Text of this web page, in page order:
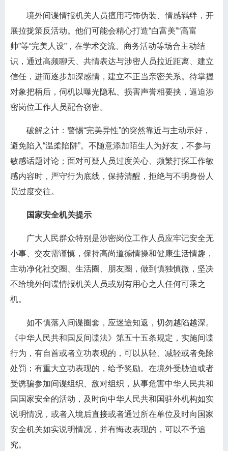
境外间谍情报机关人员擅用巧饰伪装、情感羁绊，开
展拉拢策反活动。他们可能会精心打造“白富美”“高富
帅”等“完美人设”，在学术交流、商务活动等场合主动结
识，通过高频聊天、共情表达与涉密人员拉近距离、建立
信任，进而逐步加深感情，建立不正当亲密关系。待掌握
对象把柄后，伺机以曝光隐私、损害声誉相要挟，逼迫涉
密岗位工作人员配合窃密。
破解之计：警惕“完美异性”的突然靠近与主动示好，
避免陷入“温柔陷阱”。不随意添加陌生人为好友，不参与
敏感话题讨论；面对可疑人员过度关心、频繁打探工作敏
感内容时，严守行为底线，保持清醒，拒绝与不明身份人
员过度交往。
国家安全机关提示
广大人民群众特别是涉密岗位工作人员应牢记安全无
小事、交友需谨慎，保持高尚道德情操和健康生活情趣，
主动净化社交圈、生活圈、朋友圈，做到慎独慎微，坚决
不给境外间谍情报机关人员或别有用心之人任何可乘之
机。
如不慎落入间谍圈套，应迷途知返，切勿越陷越深。
《中华人民共和国反间谍法》第五十五条规定，实施间谍
行为，有自首或者立功表现的，可以从轻、减轻或者免除
处罚；有重大立功表现的，给予奖励。在境外受胁迫或者
受诱骗参加间谍组织、敌对组织，从事危害中华人民共和
国国家安全的活动，及时向中华人民共和国驻外机构如实
说明情况，或者入境后直接或者通过所在单位及时向国家
安全机关如实说明情况，并有悔改表现的，可以不予追
究。